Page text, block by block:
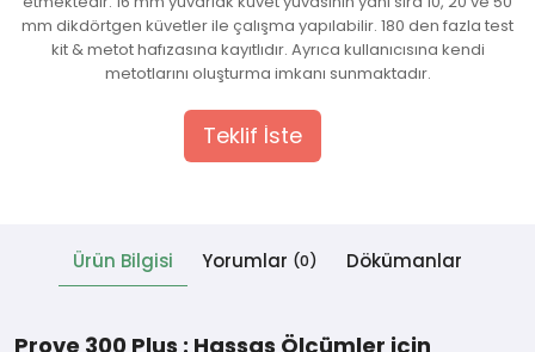
mm dikdörtgen küvetler ile çalışma yapılabilir. 180 den fazla test
kit & metot hafızasına kayıtlıdır. Ayrıca kullanıcısına kendi
metotlarını oluşturma imkanı sunmaktadır.
Teklif İste
Ürün Bilgisi Yorumlar (0) Dökümanlar
Prove 300 Plus : Hassas Ölçümler için